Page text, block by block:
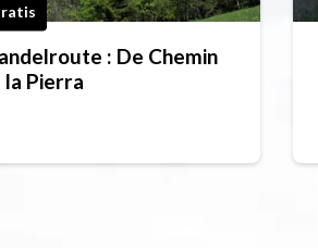
: De Chemin
la Pierra